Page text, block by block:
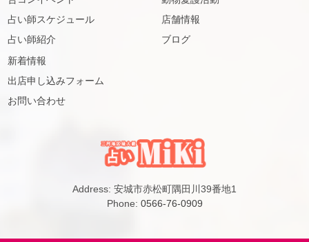
占い師スケジュール
占い師紹介
店舗情報
ブログ
新着情報
出店申し込みフォーム
お問い合わせ
Address: 安城市赤松町隅田川39番地1
Phone: 0566-76-0909